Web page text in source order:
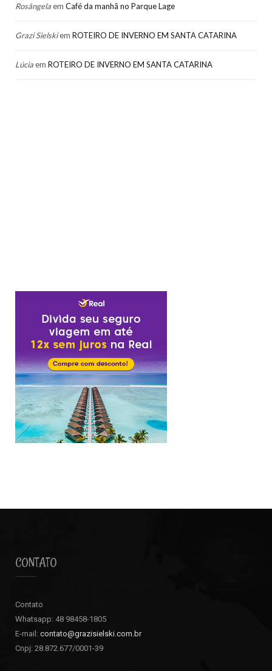
Rosângelaem Café da manhã no Parque Lage
Grazi Sielskiem ROTEIRO DE INVERNO EM SANTA CATARINA
Lúciaem ROTEIRO DE INVERNO EM SANTA CATARINA
CONTATO
Contato
Whatsapp: 48 98458-1805
E-mail: contato@grazisielski.com.br
Cnpj: 28.872.677/0001-39